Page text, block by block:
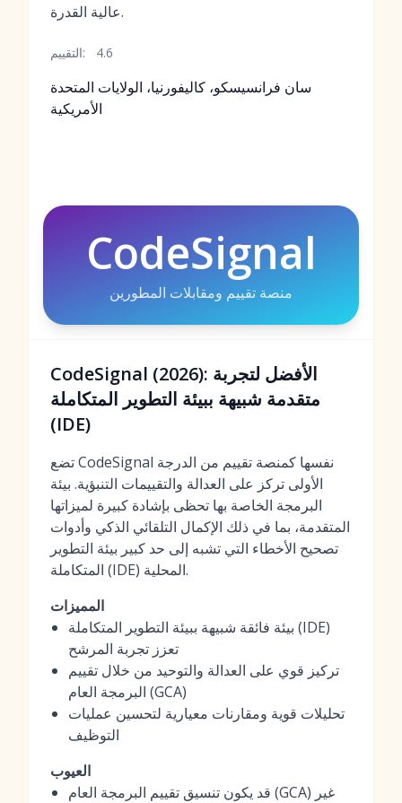
عالية القدرة.
التقييم: 4.6
سان فرانسيسكو، كاليفورنيا، الولايات المتحدة
الأمريكية
CodeSignal
منصة تقييم ومقابلات المطورين
CodeSignal (2026): الأفضل لتجربة
متقدمة شبيهة ببيئة التطوير المتكاملة
(IDE)
تضع CodeSignal نفسها كمنصة تقييم من الدرجة
الأولى تركز على العدالة والتقييمات التنبؤية. بيئة
البرمجة الخاصة بها تحظى بإشادة كبيرة لميزاتها
المتقدمة، بما في ذلك الإكمال التلقائي الذكي وأدوات
تصحيح الأخطاء التي تشبه إلى حد كبير بيئة التطوير
المتكاملة (IDE) المحلية.
المميزات
بيئة فائقة شبيهة ببيئة التطوير المتكاملة (IDE)
تعزز تجربة المرشح
تركيز قوي على العدالة والتوحيد من خلال تقييم
البرمجة العام (GCA)
تحليلات قوية ومقارنات معيارية لتحسين عمليات
التوظيف
العيوب
قد يكون تنسيق تقييم البرمجة العام (GCA) غير